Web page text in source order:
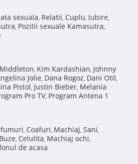
sexuala, Relatii, Cuplu, Iubire,
, Pozitii sexuale Kamasutra,
, Kim Kardashian, Johnny
Jolie, Dana Rogoz, Dani Otil,
Pistol, Justin Bieber, Melania
Pro TV, Program Antena 1
, Coafuri, Machiaj, Sani,
Buze, Celulita, Machiaj ochi,
de acasa